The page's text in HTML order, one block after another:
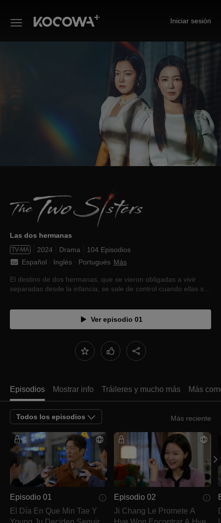
Iniciar sesión
Las dos hermanas
Las dos hermanas
TV-MA 2024 Drama
104 Episodios
Español · Inglés · Portugués Más
El destino de dos hermanas, que se vieron obligadas a vivir
separadas desde la infancia, se sale de control cuando ellas se
Ver episodio 01
Episodios Mostrar info Tráileres y mucho más Más
Todos los episodios Más reciente
Episodio 01
El Día En Que Min Tae Y
Episodio 02
Ji Chang Le Promete A